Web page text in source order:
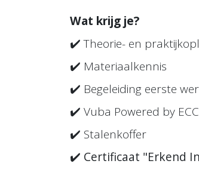
Wat krijg je?
✔️ Theorie- en
✔️ Materiaalkennis
✔️ Begeleiding eerste
✔️ Vuba Powered by
✔️ Stalenkoffer
✔️ Certificaat "Erkend